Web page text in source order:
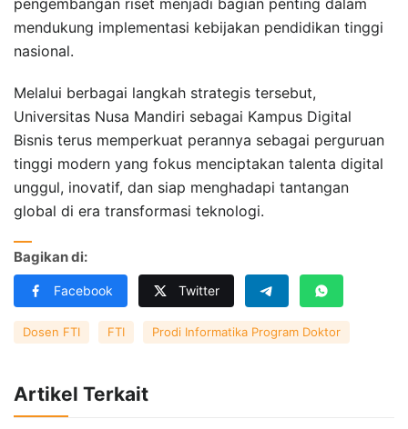
mendukung implementasi kebijakan pendidikan tinggi
nasional.
Melalui berbagai langkah strategis tersebut,
Universitas Nusa Mandiri sebagai Kampus Digital
Bisnis terus memperkuat perannya sebagai perguruan
tinggi modern yang fokus menciptakan talenta digital
unggul, inovatif, dan siap menghadapi tantangan
global di era transformasi teknologi.
Bagikan di:
Facebook Twitter
Dosen FTI FTI Prodi Informatika Program Doktor
Artikel Terkait